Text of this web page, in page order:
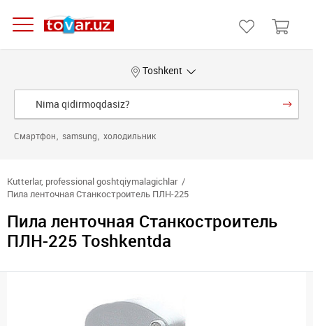
Toshkent
Смартфон samsung холодильник
Kutterlar, professional goshtqiymalagichlar
Пила ленточная Станкостроитель ПЛН-225
Пила ленточная Станкостроитель
ПЛН-225 Toshkentda